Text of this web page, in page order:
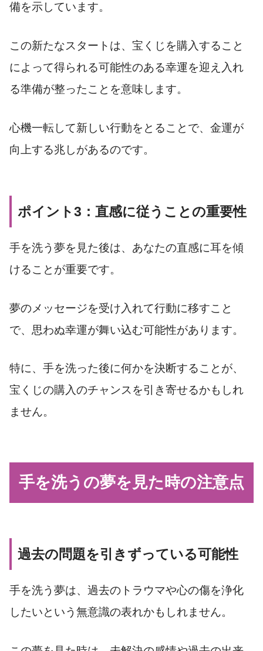
備を示しています。
この新たなスタートは、宝くじを購入すること
によって得られる可能性のある幸運を迎え入れ
る準備が整ったことを意味します。
心機一転して新しい行動をとることで、金運が
向上する兆しがあるのです。
ポイント3：直感に従うことの重要性
手を洗う夢を見た後は、あなたの直感に耳を傾
けることが重要です。
夢のメッセージを受け入れて行動に移すこと
で、思わぬ幸運が舞い込む可能性があります。
特に、手を洗った後に何かを決断することが、
宝くじの購入のチャンスを引き寄せるかもしれ
ません。
手を洗うの夢を見た時の注意点
過去の問題を引きずっている可能性
手を洗う夢は、過去のトラウマや心の傷を浄化
したいという無意識の表れかもしれません。